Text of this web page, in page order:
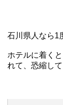
石川県人なら1
ホテルに着く
れて、恐縮し